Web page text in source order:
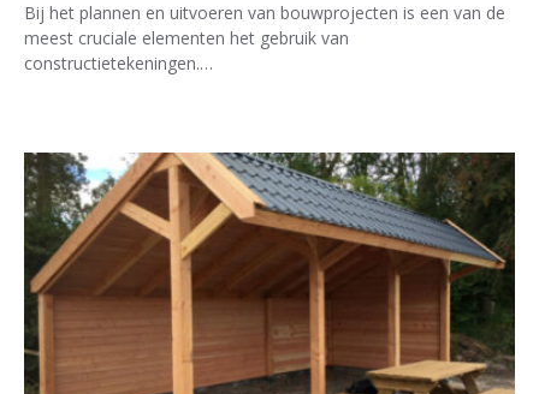
Bij het plannen en uitvoeren van bouwprojecten is een van de
meest cruciale elementen het gebruik van
constructietekeningen.…